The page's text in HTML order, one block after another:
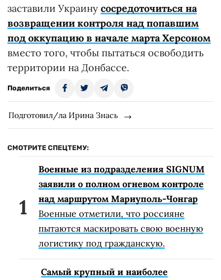
заставили Украину сосредоточиться на
возвращении контроля над попавшим
под оккупацию в начале марта Херсоном
вместо того, чтобы пытаться освободить
территории на Донбассе.
Поделиться
Подготовил/ла Ирина Знась
СМОТРИТЕ СПЕЦТЕМУ:
Военные из подразделения SIGNUM
заявили о полном огневом контроле
над маршрутом Мариуполь-Чонгар
Военные отметили, что россияне
пытаются маскировать свою военную
логистику под гражданскую.
Самый крупный и наиболее